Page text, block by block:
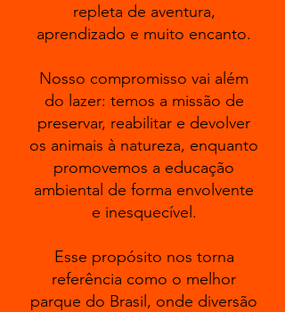
repleta de aventura,
aprendizado e muito encanto.
Nosso compromisso vai além
do lazer: temos a missão de
preservar, reabilitar e devolver
os animais à natureza, enquanto
promovemos a educação
ambiental de forma envolvente
e inesquecível.
Esse propósito nos torna
referência como o melhor
parque do Brasil, onde diversão